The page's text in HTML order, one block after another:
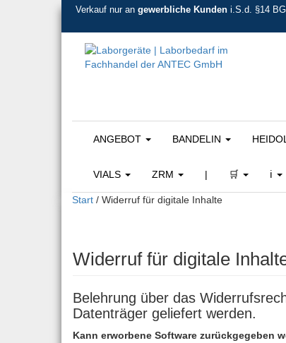
Verkauf nur an gewerbliche Kunden i.S.d. §14
ANGEBOT BANDELIN
VIALS ZRM | 🛒 ℹ️
Start / Widerruf für digitale Inhalte
Widerruf für digitale
Belehrung über das
Datenträger geliefert werden.
Kann erworbene Software zurückgegeben